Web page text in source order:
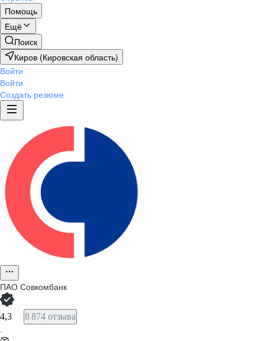
Помощь
Ещё
Поиск
Киров (Кировская область)
Войти
Войти
Создать резюме
ПАО Совкомбанк
4,3 8 874 отзыва
·